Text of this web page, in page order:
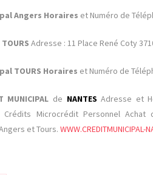
Angers Horaires et Numéro de
Adresse : 11 Place René Coty
TOURS Horaires et Numéro de
MUNICIPAL de NANTESAdresse et
Crédits Microcrédit Personnel Achat
et Tours. WWW.CREDITMUNICIPAL-